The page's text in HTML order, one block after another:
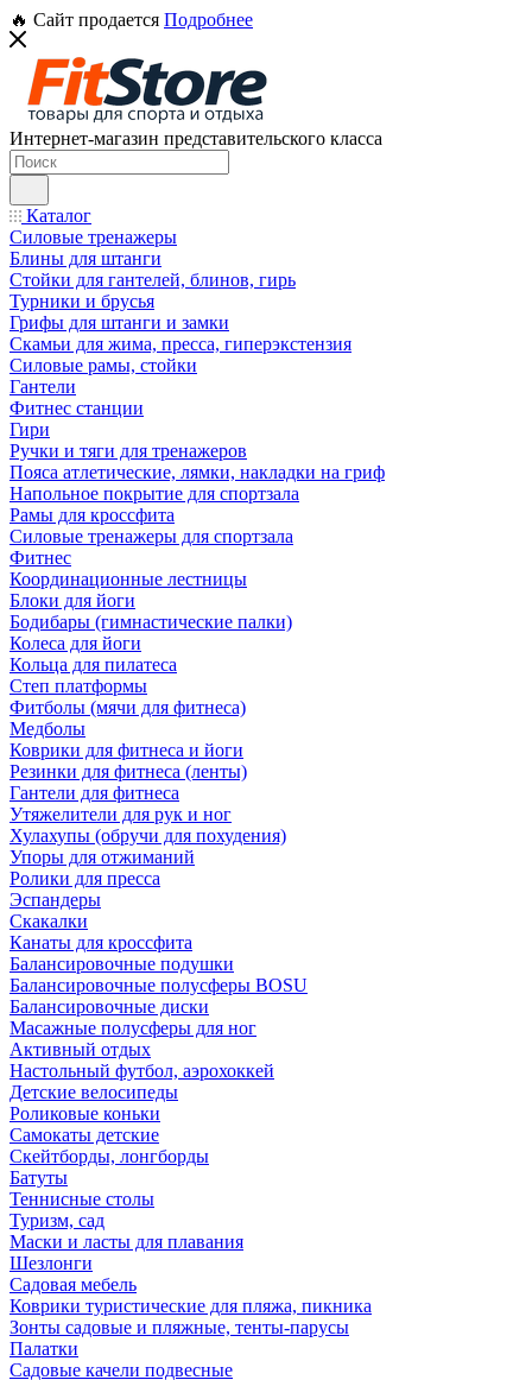
🔥 Сайт продается Подробнее
Интернет-магазин представительского класса
Каталог
Силовые тренажеры
Блины для штанги
Стойки для гантелей, блинов, гирь
Турники и брусья
Грифы для штанги и замки
Скамьи для жима, пресса, гиперэкстензия
Силовые рамы, стойки
Гантели
Фитнес станции
Гири
Ручки и тяги для тренажеров
Пояса атлетические, лямки, накладки на гриф
Напольное покрытие для спортзала
Рамы для кроссфита
Силовые тренажеры для спортзала
Фитнес
Координационные лестницы
Блоки для йоги
Бодибары (гимнастические палки)
Колеса для йоги
Кольца для пилатеса
Степ платформы
Фитболы (мячи для фитнеса)
Медболы
Коврики для фитнеса и йоги
Резинки для фитнеса (ленты)
Гантели для фитнеса
Утяжелители для рук и ног
Хулахупы (обручи для похудения)
Упоры для отжиманий
Ролики для пресса
Эспандеры
Скакалки
Канаты для кроссфита
Балансировочные подушки
Балансировочные полусферы BOSU
Балансировочные диски
Масажные полусферы для ног
Активный отдых
Настольный футбол, аэрохоккей
Детские велосипеды
Роликовые коньки
Самокаты детские
Скейтборды, лонгборды
Батуты
Теннисные столы
Туризм, сад
Маски и ласты для плавания
Шезлонги
Садовая мебель
Коврики туристические для пляжа, пикника
Зонты садовые и пляжные, тенты-парусы
Палатки
Садовые качели подвесные